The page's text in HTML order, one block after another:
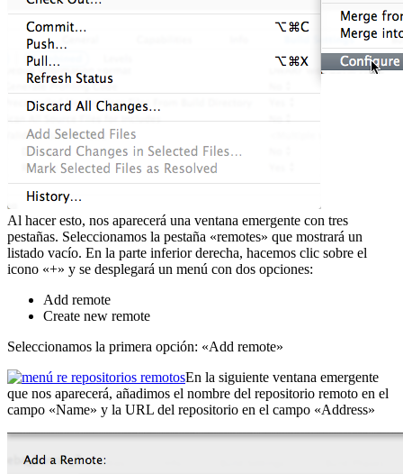
Al hacer esto, nos aparecerá una ventana emergente con tres
pestañas. Seleccionamos la pestaña «remotes» que mostrará un
listado vacío. En la parte inferior derecha, hacemos clic sobre el
icono «+» y se desplegará un menú con dos opciones:
Add remote
Create new remote
Seleccionamos la primera opción: «Add remote»
En la siguiente ventana emergente
que nos aparecerá, añadimos el nombre del repositorio remoto en el
campo «Name» y la URL del repositorio en el campo «Address»